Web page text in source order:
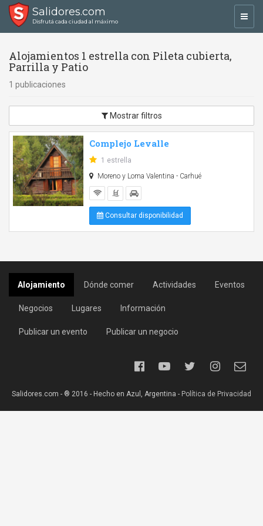
Salidores.com
Disfrutá cada ciudad al máximo
Alojamientos 1 estrella con Pileta cubierta,
Parrilla y Patio
1 publicaciones
Mostrar filtros
Complejo Levalle
1 estrella
Moreno y Loma Valentina - Carhué
Consultar disponibilidad
Alojamiento Dónde comer Actividades Eventos
Negocios Lugares Información
Publicar un evento Publicar un negocio
Salidores.com - ® 2016 - Hecho en Azul, Argentina - Política de Privacidad